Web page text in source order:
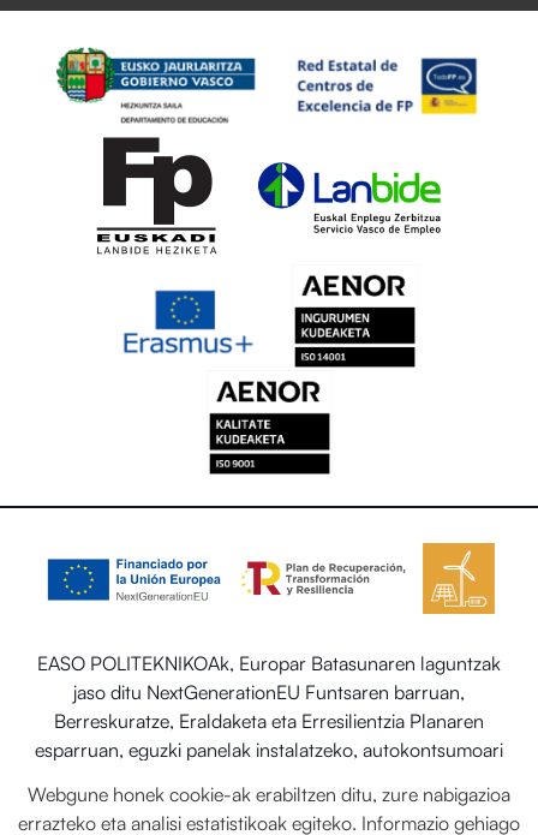
EASO POLITEKNIKOAk, Europar Batasunaren laguntzak
jaso ditu NextGenerationEU Funtsaren barruan,
Berreskuratze, Eraldaketa eta Erresilientzia Planaren
esparruan, eguzki panelak instalatzeko, autokontsumoari
berriztagarriekin, baita ere Trantsizio Ekologikorako eta
Webgune honek cookie-ak erabiltzen ditu, zure nabigazioa
errazteko eta analisi estatistikoak egiteko. Informazio gehiago